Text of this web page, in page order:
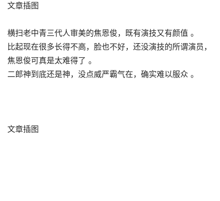
文章插图
横扫老中青三代人审美的焦恩俊，既有演技又有颜值 。
比起现在很多长得不高，脸也不好，还没演技的所谓演员，
焦恩俊可真是太难得了 。
二郎神到底还是神，没点威严霸气在，确实难以服众 。
文章插图